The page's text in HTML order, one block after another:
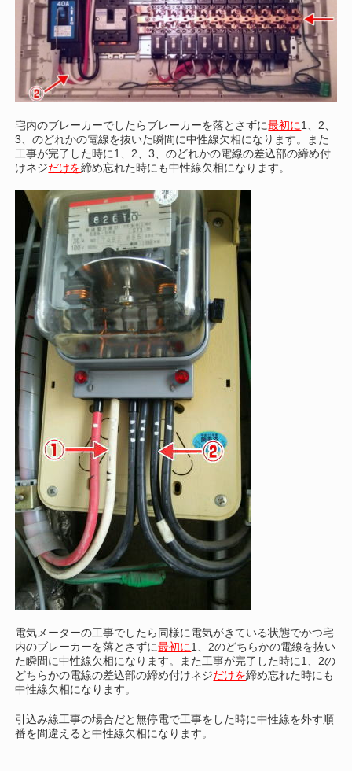
宅内のブレーカーでしたらブレーカーを落とさずに最初に1、2、
3、のどれかの電線を抜いた瞬間に中性線欠相になります。また
工事が完了した時に1、2、3、のどれかの電線の差込部の締め付
けネジだけを締め忘れた時にも中性線欠相になります。
電気メーターの工事でしたら同様に電気がきている状態でかつ宅
内のブレーカーを落とさずに最初に1、2のどちらかの電線を抜い
た瞬間に中性線欠相になります。また工事が完了した時に1、2の
どちらかの電線の差込部の締め付けネジだけを締め忘れた時にも
中性線欠相になります。
引込み線工事の場合だと無停電で工事をした時に中性線を外す順
番を間違えると中性線欠相になります。